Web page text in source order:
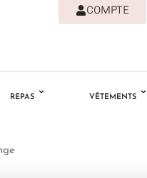
COMPTE
REPAS VÊTEMENTS